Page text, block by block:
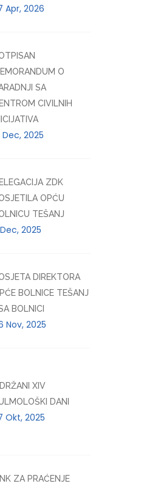
Apr, 2026
O
SA
CIVILNIH
Dec, 2025
ZDK
OPĆU
TEŠANJ
Dec, 2025
DIREKTORA
BOLNICE TEŠANJ
BOLNICI
Nov, 2025
XIV
DANI
Okt, 2025
ZA PRAĆENJE